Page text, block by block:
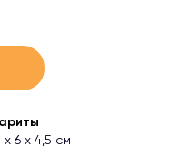
х 6 х 4,5 см